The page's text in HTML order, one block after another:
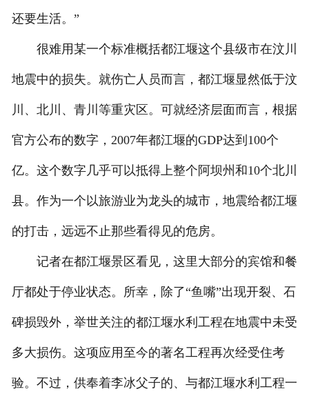
还要生活。”
很难用某一个标准概括都江堰这个县级市在汶川
地震中的损失。就伤亡人员而言，都江堰显然低于汶
川、北川、青川等重灾区。可就经济层面而言，根据
官方公布的数字，2007年都江堰的GDP达到100个
亿。这个数字几乎可以抵得上整个阿坝州和10个北川
县。作为一个以旅游业为龙头的城市，地震给都江堰
的打击，远远不止那些看得见的危房。
记者在都江堰景区看见，这里大部分的宾馆和餐
厅都处于停业状态。所幸，除了“鱼嘴”出现开裂、石
碑损毁外，举世关注的都江堰水利工程在地震中未受
多大损伤。这项应用至今的著名工程再次经受住考
验。不过，供奉着李冰父子的、与都江堰水利工程一